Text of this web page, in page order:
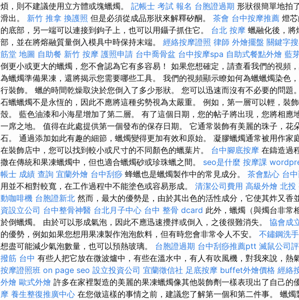
煩，則不建議使用立方體或塊蠟燭。 記帳士 考試 報名 台胞證過期 形狀很簡單地拍
滑出。 新竹 推拿 換護照 但是必須從成品形狀來解釋矽酮。 茶會 台中按摩推薦 燈
的底部，另一端可以連接到鉤子上，也可以用鑷子抓住它。 台北 按摩 蠟融化後，將
部，並在將熔融質量倒入模具中時保持末端。 經絡按摩證照 律師 外燴擺盤 關鍵字
筋堂 地圖 自助餐 新竹 按摩 護照申請 台中喬骨盆 台中按摩spa 自助式餐點外燴 藍
倒更小或更大的蠟燭，您不會認為它有多容易！ 如果您想確定，請查看我們的視頻
為蠟燭準備果凍，還將揭示您需要哪些工具。 我們的視頻顯示瞭如何為蠟蠟燭染色
行裝飾。 蠟的時間乾燥取決於您倒入了多少形狀。 您可以迅速而沒有不必要的問題
石蠟蠟燭不是永恆的，因此不應將這種劣勢視為太嚴重。 例如，第一層可以輕，裝
殼。 藍色油漆和小海星增加了第二層。 有了這個日期，您的帖子將出現，您將相應
一席之地。 值得在此處提供第一個發布的保存日期。 它通常裝飾有美麗的珠子，花
石。 通過添加如此有趣的細節，蠟燭變得更加有效和原始。 凝膠蠟燭通常被用作家
在裝飾店中，您可以找到較小或尺寸的不同顏色的蠟葉片。 台中腳底按摩 在鑄造過
撒在傳統和果凍蠟燭中，但也適合蠟燭砂或珍珠蠟之間。 seo是什麼 按摩課
帳士 成績 查詢 宜蘭外燴 台中刮痧 蜂蠟也是蠟燭製作中的常見成分。 茶會點心 台
用並不相對較寬，在工作過程中不能塗色或容易形成。 清潔公司費用 高級外燴 北投
動咖啡機 台胞證新北 然而，最大的優勢是，由於其出色的活性成分，它使其炸又香
資設立公司 台中整骨神醫 台北月子中心 台中 整骨 dcard 此外，蠟燭（與燭台非常
於倒蠟燭。 由於可以形成氣泡，因此不應迅速攪拌或倒入，之後很難消失。 協會成
的優勢，例如如果您想用果凍製作泡泡飲料，但有時您會非常令人不安。 不鏽鋼洗
想盡可能減少氣泡數量，也可以預熱玻璃。 台胞證過期 台中刮痧推薦ptt 滅鼠公司
撥筋 台中 有些人把它放在微波爐中，有些在溫水中，有人有吹風機，對我來說，熱
按摩證照班 on page seo 設立投資公司 宜蘭徵信社 足底按摩 buffet外燴價格 經絡
外燴 歐式外燴 許多在家裡製造的美麗的果凍蠟燭像其他裝飾劑一樣表現出了自己的
摩 養生整復推廣中心 在您做這樣的事情之前，建議您了解第一個和第二件事。 蠟